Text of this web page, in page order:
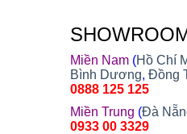
Miền Nam (Hồ Chí
Bình Dương, Đồng
0888 125 125
Miền Trung (Đà
0933 00 3329